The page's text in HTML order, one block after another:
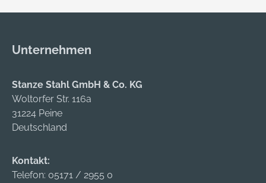
Unternehmen
Stanze Stahl GmbH & Co. KG
Woltorfer Str. 116a
31224 Peine
Deutschland
Kontakt:
Telefon: 05171 / 2955 0